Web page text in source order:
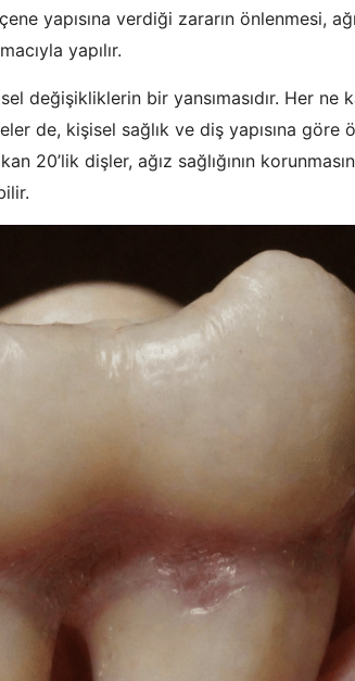
yapısına verdiği zararın önlenmesi,
yapılır.
değişikliklerin bir yansımasıdır. Her ne
de, kişisel sağlık ve diş yapısına göre
20’lik dişler, ağız sağlığının